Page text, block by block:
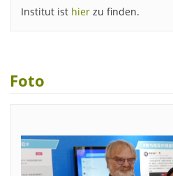
Institut ist hierzu finden.
Foto